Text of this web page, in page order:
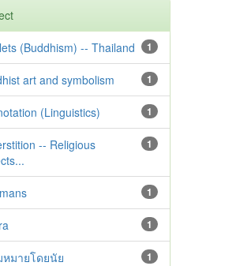
1
(Buddhism) -- Thailand
1
art and symbolism
1
(Linguistics)
1
-- Religious
1
1
1
หมายโดยนัย